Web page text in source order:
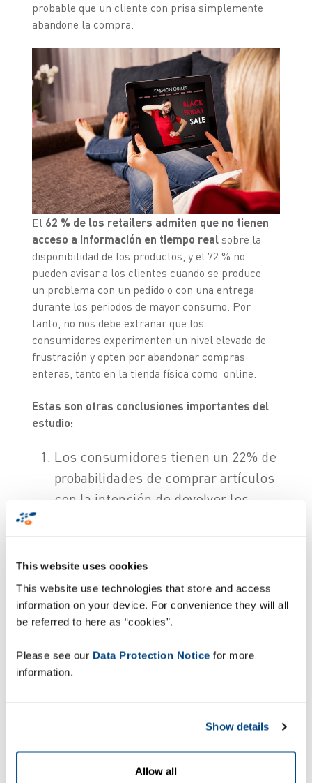
This website uses cookies
This website use technologies that store and access
information on your device. For convenience they will all
be referred to here as “cookies”.
Please see our Data Protection Notice for more
information.
Show details
Allow all
probable que un cliente con prisa simplemente
abandone la compra.
El 62 % de los retailers admiten que no tienen
acceso a información en tiempo realsobre la
disponibilidad de los productos, y el 72 % no
pueden avisar a los clientes cuando se produce
un problema con un pedido o con una entrega
durante los periodos de mayor consumo. Por
tanto, no nos debe extrañar que los
consumidores experimenten un nivel elevado de
frustración y opten por abandonar compras
enteras, tanto en la tienda física como online.
Estas son otras conclusiones importantes del
estudio:
Los consumidores tienen un 22% de
probabilidades de comprar artículos
con la intención de devolver los
más del 25 % de los retailers
afirmaron quedurante los periodos
estacionales tienen menos
capacidad de procesar los artículos
devueltos
El 92 % de los consumidores
estado de la entrega, pero menos
del 33 % de los retailers lo hacen
durante estos picos estacionales.